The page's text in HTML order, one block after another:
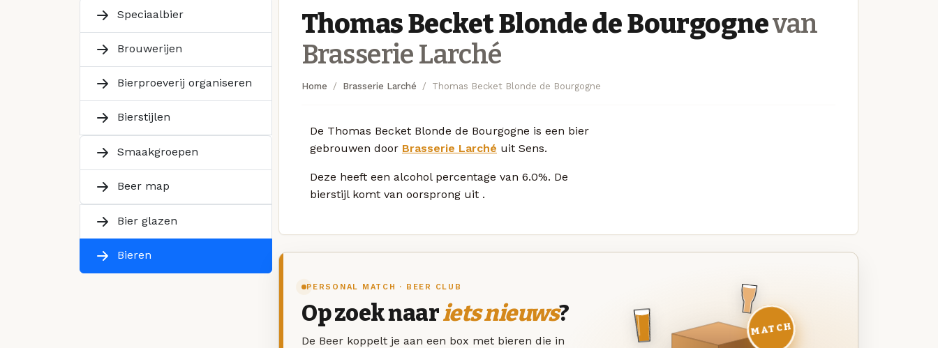
Speciaalbier
Brouwerijen
Bierproeverij organiseren
Bierstijlen
Smaakgroepen
Beer map
Bier glazen
Bieren
Thomas Becket Blonde de Bourgognevan
Brasserie Larché
Home Brasserie Larché Thomas Becket Blonde de Bourgogne
De Thomas Becket Blonde de Bourgogne is een bier
gebrouwen door Brasserie Larché uit Sens.
Deze heeft een alcohol percentage van 6.0%. De
bierstijl komt van oorsprong uit .
PERSONAL MATCH · BEER CLUB
Op zoek naariets nieuws?
De Beer koppelt je aan een box met bieren die in
MATCH